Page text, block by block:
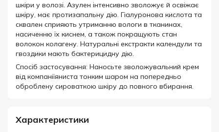
шкіри у волозі. Азулен інтенсивно зволожує й освіжає
шкіру, має протизапальну дію. Гіалуронова кислота та
сквален сприяють утриманню вологи в тканинах,
насиченню їх киснем, а також покращують стан
волокон колагену. Натуральні екстракти календули та
гвоздики мають бактерицидну дію.
Спосіб застосування: Наносьте зволожувальний крем
від компаніїяниста тонким шаром на попередньо
оброблену сироваткою шкіру до повного вбирання.
Характеристики